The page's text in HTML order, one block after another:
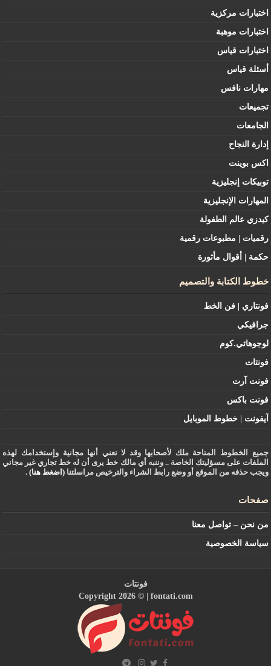
اختبارات مركزية
اختبارات موهبة
اختبارات قياس
أسئلة قياس
مهارات نافس
تجميعات
الجامعات
إدارة النجاح
اكس بوينت
توبيكات إنجليزية
المهارات الإنجليزية
كيدزي عالم الطفولة
رقميات | مطبوعات رقمية
حكمة | أقوال مأثورة
خطوط الكتابة والتصميم
فونتاري | فن الخط
جرافيكي
لوجوهاتي.كوم
فونتات
فونت آرت
فونت باكس
آيفونت | خطوط الموبايل
جميع الخطوط المتاحة ملك لأصحابها وقد لا تعني أنها مجانية وإستخدامك لهذه
الملفات على مسؤليتك الخاصة .. وننبه أي مالك خط يرى أن له خط تجاري غير مجاني
ويجب حذفه من الموقع أو وضع رابط الشراء والترخيص مراسلتنا(اضغط هنا) .
صفحات
من نحن – تواصل معنا
سياسة الخصوصية
فونتات
Copyright 2026 © | fontati.com